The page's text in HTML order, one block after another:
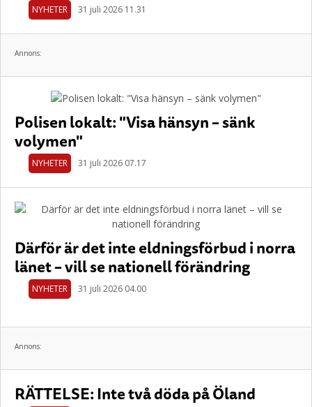
NYHETER 31 juli 2026 11.31
Annons:
Polisen lokalt: "Visa hänsyn – sänk
volymen"
NYHETER 31 juli 2026 07.17
Därför är det inte eldningsförbud i norra
länet – vill se nationell förändring
NYHETER 31 juli 2026 04.00
Annons:
RÄTTELSE: Inte två döda på Öland